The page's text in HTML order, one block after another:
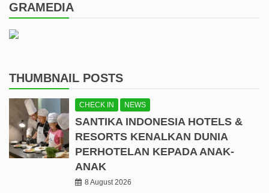
GRAMEDIA
THUMBNAIL POSTS
CHECK IN NEWS
SANTIKA INDONESIA HOTELS &
RESORTS KENALKAN DUNIA
PERHOTELAN KEPADA ANAK-
ANAK
8 August 2026